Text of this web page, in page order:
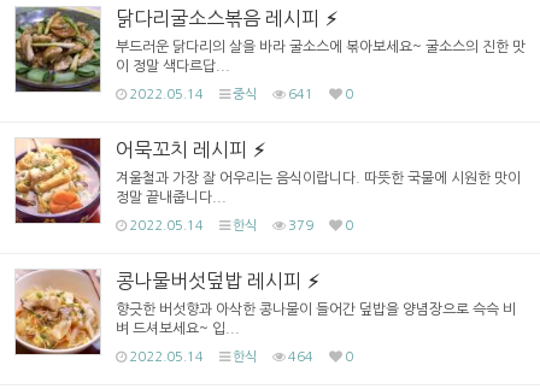
닭다리굴소스볶음 레시피
부드러운 닭다리의 살을 바라 굴소스에 볶아보세요~ 굴소스의 진한 맛
이 정말 색다르답...
2022.05.14 중식 641 0
어묵꼬치 레시피
겨울철과 가장 잘 어우리는 음식이랍니다. 따뜻한 국물에 시원한 맛이
정말 끝내줍니다...
2022.05.14 한식 379 0
콩나물버섯덮밥 레시피
향긋한 버섯향과 아삭한 콩나물이 들어간 덮밥을 양념장으로 슥슥 비
벼 드셔보세요~ 입...
2022.05.14 한식 464 0